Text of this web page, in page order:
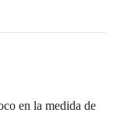
en la medida de